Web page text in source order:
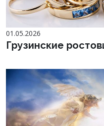
01.05.2026
Грузинские